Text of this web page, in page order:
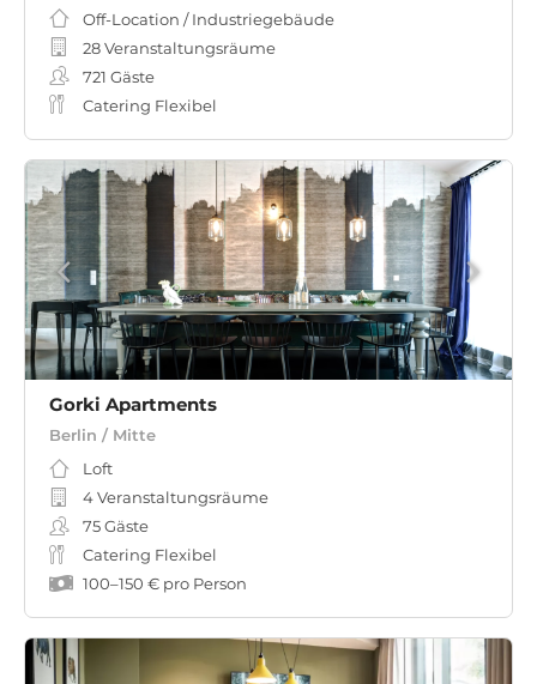
Off-Location / Industriegebäude
28 Veranstaltungsräume
721 Gäste
Catering Flexibel
Gorki Apartments
Berlin / Mitte
Loft
4 Veranstaltungsräume
75Gäste
Catering Flexibel
100–150 € pro Person